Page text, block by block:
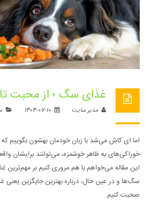
غذای سگ ؛ از محبت
مدیر سایت
اما ای کاش می‌شد با زبان خودمان بهشون بگوییم
خوراکی‌های به ظاهر خوشمزه، می‌توانند برایشان
این مقاله می‌خواهم با هم مروری کنیم بر مهم‌ترین
سگ‌ها و در عین حال، درباره بهترین جایگزین یعنی
صحبت کنیم.